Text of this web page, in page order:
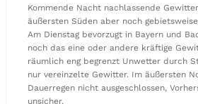
Kommende Nacht nachlassende
äußersten Süden aber noch
Am Dienstag bevorzugt in Bayern und
noch das eine oder andere kräftige
räumlich eng begrenzt Unwetter durch
nur vereinzelte Gewitter. Im äußersten
Dauerregen nicht ausgeschlossen,
unsicher.